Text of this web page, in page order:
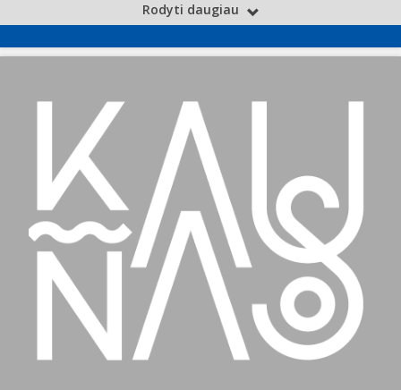
Rodyti daugiau